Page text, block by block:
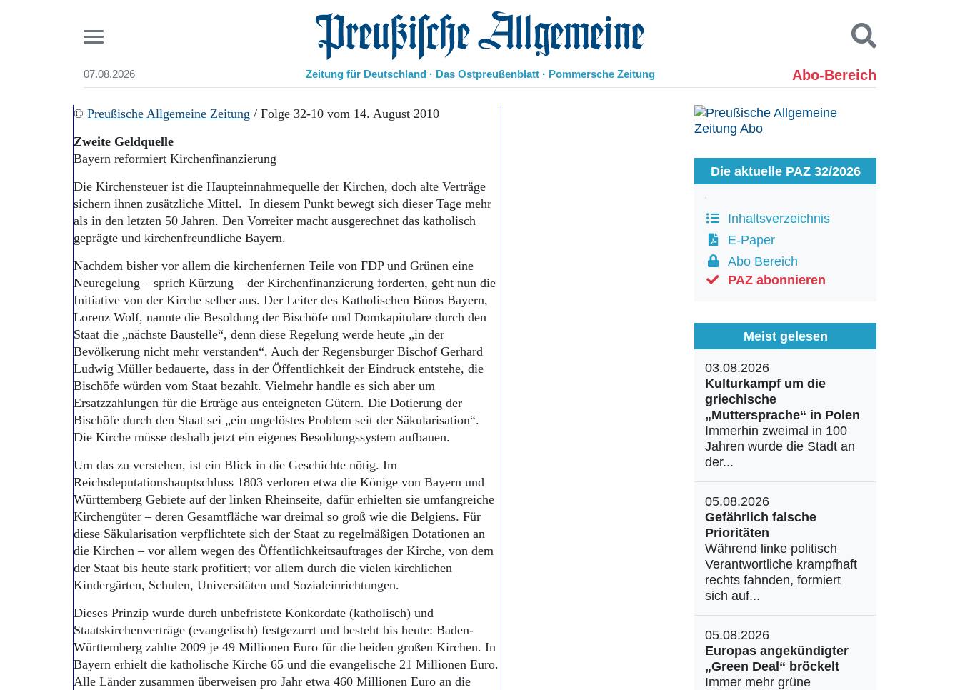
07.08.2026 Preußische Allgemeine Zeitung
Zeitung für Deutschland · Das Ostpreußenblatt · Pommersche Zeitung Abo-Bereich
Start
Aktuelle Ausgabe
Abonnenten-Login
Abo Prämien
Archiv
Mediadaten
Leben
Geschichte
Ostpreußen
Schlesien
Danzig und Westpreußen
Bücher
Kontakt
Suchen und finden
© Preußische Allgemeine Zeitung / Folge 32-10 vom 14. August 2010
Zweite Geldquelle
Bayern reformiert Kirchenfinanzierung
Die Kirchensteuer ist die Haupteinnahmequelle der Kirchen, doch alte Verträge
sichern ihnen zusätzliche Mittel. In diesem Punkt bewegt sich dieser Tage mehr
als in den letzten 50 Jahren. Den Vorreiter macht ausgerechnet das katholisch
geprägte und kirchenfreundliche Bayern.
Nachdem bisher vor allem die kirchenfernen Teile von FDP und Grünen eine
Neuregelung – sprich Kürzung – der Kirchenfinanzierung forderten, geht nun die
Initiative von der Kirche selber aus. Der Leiter des Katholischen Büros Bayern,
Lorenz Wolf, nannte die Besoldung der Bischöfe und Domkapitulare durch den
Staat die „nächste Baustelle“, denn diese Regelung werde heute „in der
Bevölkerung nicht mehr verstanden“. Auch der Regensburger Bischof Gerhard
Ludwig Müller bedauerte, dass in der Öffentlichkeit der Eindruck entstehe, die
Bischöfe würden vom Staat bezahlt. Vielmehr handle es sich aber um
Ersatzzahlungen für die Erträge aus enteigneten Gütern. Die Dotierung der
Bischöfe durch den Staat sei „ein ungelöstes Problem seit der Säkularisation“.
Die Kirche müsse deshalb jetzt ein eigenes Besoldungssystem aufbauen.
Um das zu verstehen, ist ein Blick in die Geschichte nötig. Im
Reichsdeputationshauptschluss 1803 verloren etwa die Könige von Bayern und
Württemberg Gebiete auf der linken Rheinseite, dafür erhielten sie umfangreiche
Kirchengüter – deren Gesamtfläche war dreimal so groß wie die Belgiens. Für
diese Säkularisation verpflichtete sich der Staat zu regelmäßigen Dotationen an
die Kirchen – vor allem wegen des Öffentlichkeitsauftrages der Kirche, von dem
der Staat bis heute stark profitiert; vor allem durch die vielen kirchlichen
Kindergärten, Schulen, Universitäten und Sozialeinrichtungen.
Dieses Prinzip wurde durch unbefristete Konkordate (katholisch) und
Staatskirchenverträge (evangelisch) festgezurrt und besteht bis heute: Baden-
Württemberg zahlte 2009 je 49 Millionen Euro für die beiden großen Kirchen. In
Bayern erhielt die katholische Kirche 65 und die evangelische 21 Millionen Euro.
Alle Länder zusammen überweisen pro Jahr etwa 460 Millionen Euro an die
Die aktuelle PAZ 32/2026
Inhaltsverzeichnis
E-Paper
Abo Bereich
PAZ abonnieren
Meist gelesen
03.08.2026
Kulturkampf um die
griechische
„Muttersprache“ in Polen
Immerhin zweimal in 100
Jahren wurde die Stadt an
der...
05.08.2026
Gefährlich falsche
Prioritäten
Während linke politisch
Verantwortliche krampfhaft
rechts fahnden, formiert
sich auf...
05.08.2026
Europas angekündigter
„Green Deal“ bröckelt
Immer mehr grüne